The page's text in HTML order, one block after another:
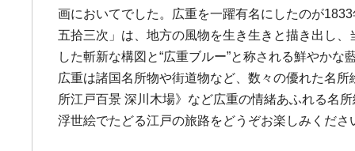
画においてでした。広重を一躍有名にしたのが
五拾三次」は、地方の風物を生き生きと描き出し
した斬新な構図と“広重ブルー”と称される鮮やか
広重は諸国名所物や街道物など、数々の優れた名
所江戸百景 深川木場》など広重の情緒あふれる名
浮世絵でたどる江戸の旅路をどうぞお楽しみくださ